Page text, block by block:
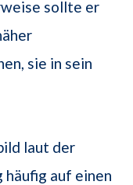
sollte er
sie in sein
laut der
häufig auf einen